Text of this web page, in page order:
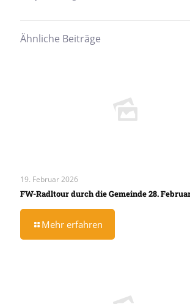
Ähnliche Beiträge
19. Februar 2026
FW-Radltour durch die Gemeinde 28.
Mehr erfahren